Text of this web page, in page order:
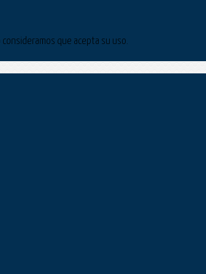
que acepta su uso.